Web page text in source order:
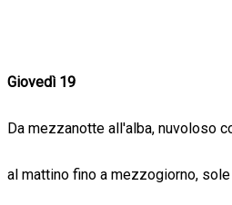
Giovedì 19
Da mezzanotte all'alba, nuvoloso
al mattino fino a mezzogiorno,